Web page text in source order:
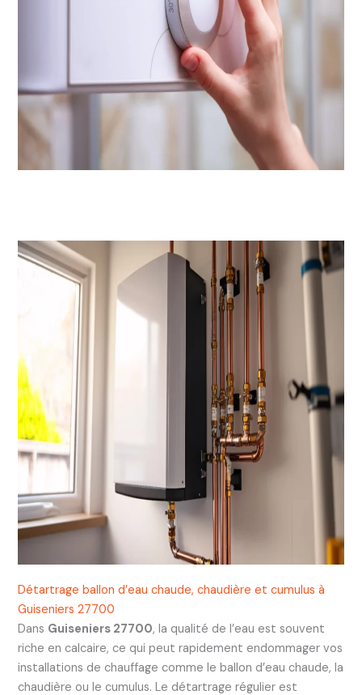
Détartrage ballon d’eau chaude, chaudière et cumulus à
Guiseniers 27700
Dans Guiseniers 27700, la qualité de l’eau est souvent
riche en calcaire, ce qui peut rapidement endommager vos
installations de chauffage comme le ballon d’eau chaude, la
chaudière ou le cumulus. Le détartrage régulier est